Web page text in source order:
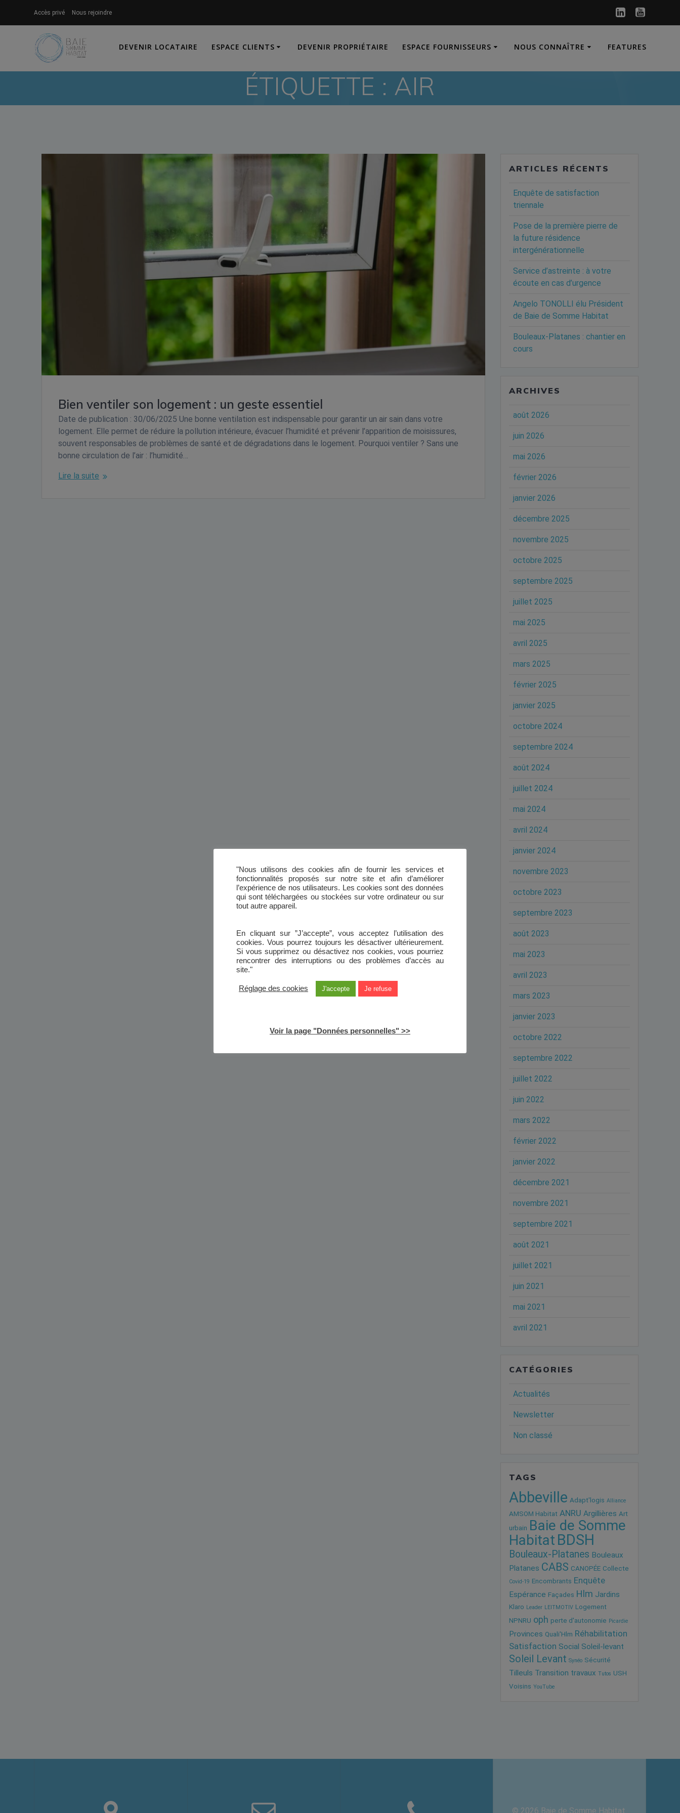
Accès privé Nous rejoindre
DEVENIR LOCATAIRE ESPACE CLIENTS DEVENIR PROPRIÉTAIRE ESPACE FOURNISSEURS NOUS CONNAÎTRE FEATURES
ÉTIQUETTE : AIR
Bien ventiler son logement : un geste essentiel
Date de publication : 30/06/2025 Une bonne ventilation est indispensable pour garantir un air sain dans votre
logement. Elle permet de réduire la pollution intérieure, évacuer l’humidité et prévenir l’apparition de moisissures,
souvent responsables de problèmes de santé et de dégradations dans le logement. Pourquoi ventiler ? Sans une
bonne circulation de l’air : l’humidité…
Lire la suite
ARTICLES RÉCENTS
Enquête de satisfaction
triennale
Pose de la première pierre de
la future résidence
intergénérationnelle
Service d’astreinte : à votre
écoute en cas d’urgence
Angelo TONOLLI élu Président
de Baie de Somme Habitat
Bouleaux-Platanes : chantier en
cours
ARCHIVES
août 2026
juin 2026
mai 2026
février 2026
janvier 2026
décembre 2025
novembre 2025
octobre 2025
septembre 2025
juillet 2025
mai 2025
avril 2025
mars 2025
février 2025
janvier 2025
octobre 2024
septembre 2024
août 2024
juillet 2024
mai 2024
avril 2024
janvier 2024
novembre 2023
octobre 2023
septembre 2023
août 2023
mai 2023
avril 2023
mars 2023
janvier 2023
octobre 2022
septembre 2022
juillet 2022
juin 2022
mars 2022
février 2022
janvier 2022
décembre 2021
novembre 2021
septembre 2021
août 2021
juillet 2021
juin 2021
mai 2021
avril 2021
CATÉGORIES
Actualités
Newsletter
Non classé
TAGS
Abbeville Adapt'logis Alliance
AMSOM Habitat ANRU Argillières Art
urbain Baie de Somme
Habitat BDSH
Bouleaux-Platanes Bouleaux
Platanes CABS CANOPÉE Collecte
Covid-19 Encombrants Enquête
Espérance Façades Hlm Jardins
Klaro Leader LEITMOTIV Logement
NPNRU oph perte d'autonomie Picardie
Provinces Quali'Hlm Réhabilitation
Satisfaction Social Soleil-levant
Soleil Levant Synéo Sécurité
Tilleuls Transition travaux Tutos USH
Voisins YouTube
© 2026 Baie de Somme Habitat.
"Nous utilisons des cookies afin de fournir les services et
fonctionnalités proposés sur notre site et afin d’améliorer
l’expérience de nos utilisateurs. Les cookies sont des données
qui sont téléchargées ou stockées sur votre ordinateur ou sur
tout autre appareil.
En cliquant sur ”J’accepte”, vous acceptez l’utilisation des
cookies. Vous pourrez toujours les désactiver ultérieurement.
Si vous supprimez ou désactivez nos cookies, vous pourriez
rencontrer des interruptions ou des problèmes d’accès au
site."
Réglage des cookies J'accepte Je refuse
Voir la page "Données personnelles" >>